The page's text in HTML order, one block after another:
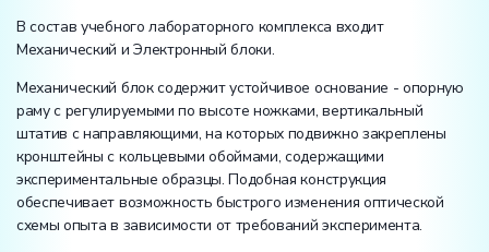
В состав учебного лабораторного комплекса входит
Механический и Электронный блоки.
Механический блок содержит устойчивое основание - опорную
раму с регулируемыми по высоте ножками, вертикальный
штатив с направляющими, на которых подвижно закреплены
кронштейны с кольцевыми обоймами, содержащими
экспериментальные образцы. Подобная конструкция
обеспечивает возможность быстрого изменения оптической
схемы опыта в зависимости от требований эксперимента.